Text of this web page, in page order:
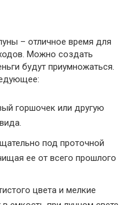
– отличное время для
Можно создать
будут приумножаться.
горшочек или другую
под проточной
ее от всего прошлого
цвета и мелкие